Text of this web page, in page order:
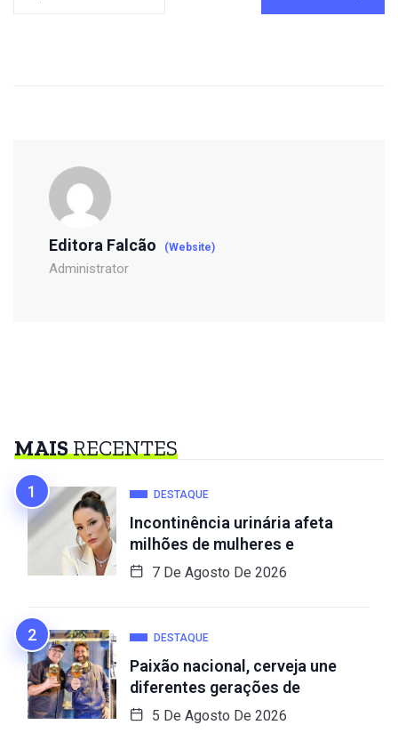
Editora Falcão (Website)
Administrator
MAISRECENTES
DESTAQUE
Incontinência urinária afeta
milhões de mulheres e
7 De Agosto De 2026
DESTAQUE
Paixão nacional, cerveja une
diferentes gerações de
5 De Agosto De 2026